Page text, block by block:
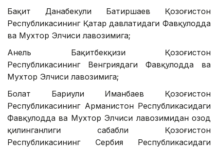
Бақит Данабекули Батиршаев Қозоғистон
Республикасининг Қатар давлатидаги Фавқулодда
ва Мухтор Элчиси лавозимига;
Анель Бақитбекқизи Қозоғистон
Республикасининг Венгриядаги Фавқулодда ва
Мухтор Элчиси лавозимига;
Болат Бариули Иманбаев Қозоғистон
Республикасининг Арманистон Республикасидаги
Фавқулодда ва Мухтор Элчиси лавозимидан озод
қилинганлиги сабабли Қозоғистон
Республикасининг Сербия Республикасидаги